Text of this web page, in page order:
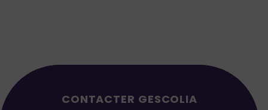
CONTACTER GESCOLIA